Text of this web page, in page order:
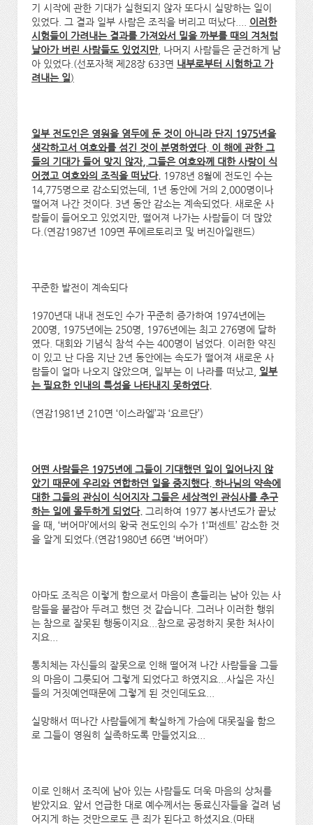
기 시작에 관한 기대가 실현되지 않자 또다시 실망하는 일이
있었다. 그 결과 일부 사람은 조직을 버리고 떠났다.... 이러한
시험들이 가려내는 결과를 가져와서 밀을 까부를 때의 겨처럼
날아가 버린 사람들도 있었지만, 나머지 사람들은 굳건하게 남
아 있었다.(선포자책 제28장 633면 내부로부터 시험하고 가
려내는 일)
일부 전도인은 영원을 염두에 둔 것이 아니라 단지 1975년을
생각하고서 여호와를 섬긴 것이 분명하였다. 이 해에 관한 그
들의 기대가 들어 맞지 않자, 그들은 여호와께 대한 사랑이 식
어졌고 여호와의 조직을 떠났다. 1978년 8월에 전도인 수는
14,775명으로 감소되었는데, 1년 동안에 거의 2,000명이나
떨어져 나간 것이다. 3년 동안 감소는 계속되었다. 새로운 사
람들이 들어오고 있었지만, 떨어져 나가는 사람들이 더 많았
다.(연감1987년 109면 푸에르토리코 및 버진아일랜드)
꾸준한 발전이 계속되다
1970년대 내내 전도인 수가 꾸준히 증가하여 1974년에는
200명, 1975년에는 250명, 1976년에는 최고 276명에 달하
였다. 대회와 기념식 참석 수는 400명이 넘었다. 이러한 약진
이 있고 난 다음 지난 2년 동안에는 속도가 떨어져 새로운 사
람들이 얼마 나오지 않았으며, 일부는 이 나라를 떠났고, 일부
는 필요한 인내의 특성을 나타내지 못하였다.
(연감1981년 210면 ‘이스라엘’과 ‘요르단’)
어떤 사람들은 1975년에 그들이 기대했던 일이 일어나지 않
았기 때문에 우리와 연합하던 일을 중지했다. 하나님의 약속에
대한 그들의 관심이 식어지자 그들은 세상적인 관심사를 추구
하는 일에 몰두하게 되었다. 그리하여 1977 봉사년도가 끝났
을 때, ‘버어마’에서의 왕국 전도인의 수가 1‘퍼센트’ 감소한 것
을 알게 되었다.(연감1980년 66면 ‘버어마’)
아마도 조직은 이렇게 함으로서 마음이 흔들리는 남아 있는 사
람들을 붙잡아 두려고 했던 것 같습니다. 그러나 이러한 행위
는 참으로 잘못된 행동이지요...참으로 공정하지 못한 처사이
지요...
통치체는 자신들의 잘못으로 인해 떨어져 나간 사람들을 그들
의 마음이 그릇되어 그렇게 되었다고 하였지요...사실은 자신
들의 거짓예언때문에 그렇게 된 것인데도요...
실망해서 떠나간 사람들에게 확실하게 가슴에 대못질을 함으
로 그들이 영원히 실족하도록 만들었지요...
이로 인해서 조직에 남아 있는 사람들도 더욱 마음의 상처를
받았지요. 앞서 언급한 대로 예수께서는 동료신자들을 걸려 넘
어지게 하는 것만으로도 큰 죄가 된다고 하셨지요.(마태